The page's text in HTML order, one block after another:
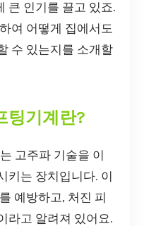
큰 인기를 끌고 있죠.
여 어떻게 집에서도
수 있는지를 소개할
팅기계란?
고주파 기술을 이
키는 장치입니다. 이
예방하고, 처진 피
라고 알려져 있어요.